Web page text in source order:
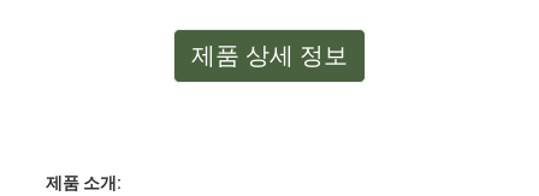
제품 상세 정보
제품 소개: